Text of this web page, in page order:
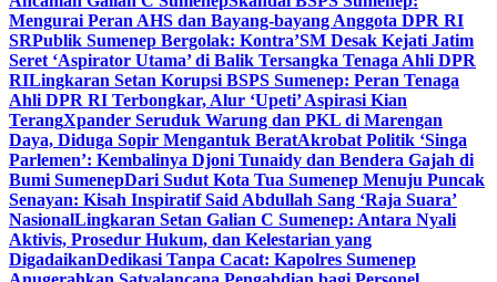
Mengurai Peran AHS dan Bayang-bayang Anggota DPR RI
SRPublik Sumenep Bergolak: Kontra’SM Desak Kejati Jatim
Seret ‘Aspirator Utama’ di Balik Tersangka Tenaga Ahli DPR
RILingkaran Setan Korupsi BSPS Sumenep: Peran Tenaga
Ahli DPR RI Terbongkar, Alur ‘Upeti’ Aspirasi Kian
TerangXpander Seruduk Warung dan PKL di Marengan
Daya, Diduga Sopir Mengantuk BeratAkrobat Politik ‘Singa
Parlemen’: Kembalinya Djoni Tunaidy dan Bendera Gajah di
Bumi SumenepDari Sudut Kota Tua Sumenep Menuju Puncak
Senayan: Kisah Inspiratif Said Abdullah Sang ‘Raja Suara’
NasionalLingkaran Setan Galian C Sumenep: Antara Nyali
Aktivis, Prosedur Hukum, dan Kelestarian yang
DigadaikanDedikasi Tanpa Cacat: Kapolres Sumenep